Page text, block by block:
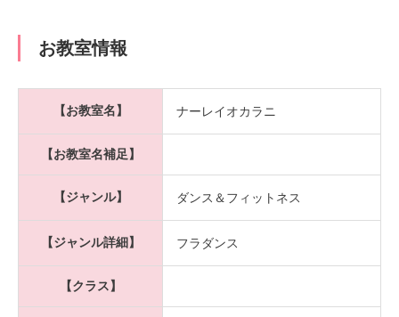
お教室情報
【お教室名】 ナーレイオカラニ
【お教室名補足】
【ジャンル】 ダンス＆フィットネス
【ジャンル詳細】 フラダンス
【クラス】